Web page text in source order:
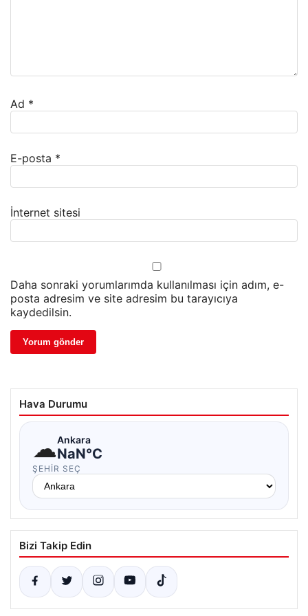
Ad *
E-posta *
İnternet sitesi
Daha sonraki yorumlarımda kullanılması için adım, e-
posta adresim ve site adresim bu tarayıcıya
kaydedilsin.
Hava Durumu
☁Ankara
NaN°C
ŞEHIR SEÇ
Bizi Takip Edin